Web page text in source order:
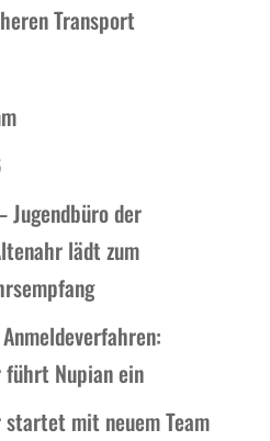
Transport
Jugendbüro der
lädt zum
führt Nupian ein
mit neuem Team